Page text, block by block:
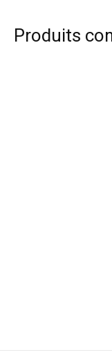
Produits